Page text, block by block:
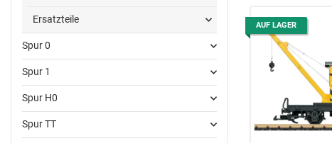
AUF LAGER
Ersatzteile
Spur 0
Spur 1
Spur H0
Spur TT